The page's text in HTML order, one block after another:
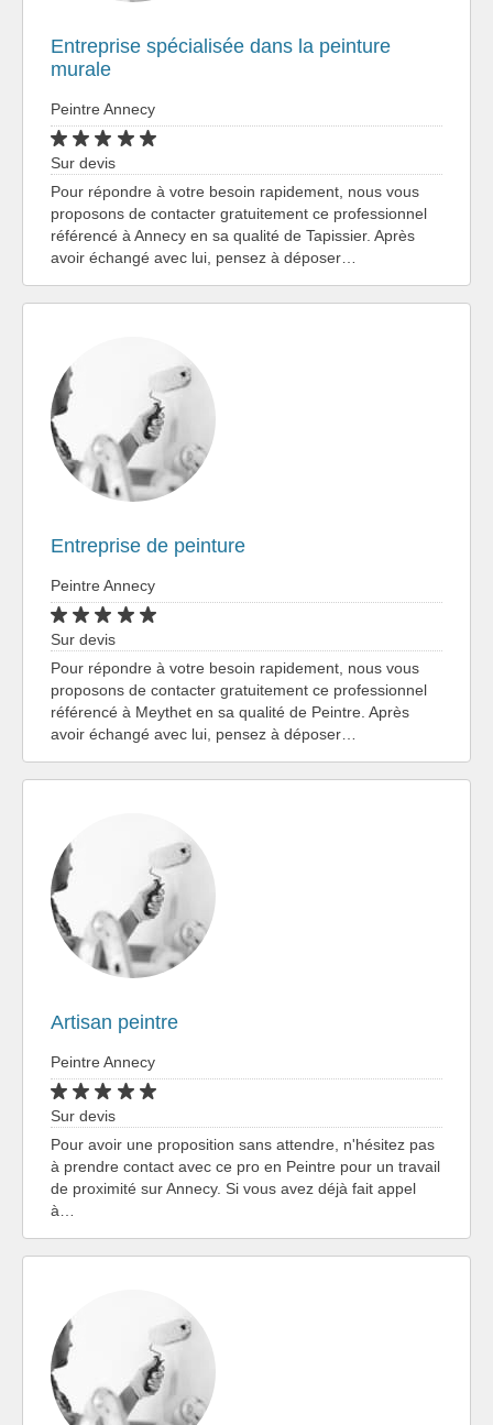
Entreprise spécialisée dans la peinture
murale
Peintre Annecy
Sur devis
Pour répondre à votre besoin rapidement, nous vous
proposons de contacter gratuitement ce professionnel
référencé à Annecy en sa qualité de Tapissier. Après
avoir échangé avec lui, pensez à déposer…
Entreprise de peinture
Peintre Annecy
Sur devis
Pour répondre à votre besoin rapidement, nous vous
proposons de contacter gratuitement ce professionnel
référencé à Meythet en sa qualité de Peintre. Après
avoir échangé avec lui, pensez à déposer…
Artisan peintre
Peintre Annecy
Sur devis
Pour avoir une proposition sans attendre, n'hésitez pas
à prendre contact avec ce pro en Peintre pour un travail
de proximité sur Annecy. Si vous avez déjà fait appel
à…